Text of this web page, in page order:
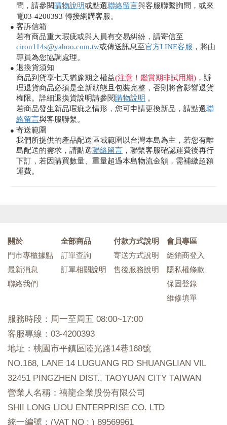
問，請參閱購物說明或點選聯絡留言與客服聯繫詢問，或來
電03-4200393 轉接網購客服。
● 客訴信箱
若有商品重大瑕疵或與人員有交易糾紛，請寄信至
ciron114s@yahoo.com.tw或傳送訊息至官方LINE客服 ，將由
專員為您協調處理。
● 退換貨須知
商品到貨享七天猶豫期之權益(注意！鑑賞期非試用期) ，辦
理退貨商品必須是全新狀態且包裝完整，否則將會影響退貨
權限。詳細退換貨說明請參閱購物說明 。
若商品發生新品瑕疵之情形，您可申請更換新品，請點選聯
絡留言與客服聯繫。
● 寄送範圍
我們所提供的產品配送區域範圍以台灣本島為主，若您有離
島配送的需求，請點選聯絡留言 ，聯繫客服確認運費後再行
下訂，若因購買數量、重量超過本島物流金額，需補繳超額
運費。
關於
門市專櫃據點
最新消息
聯絡我們
全部商品
訂單查詢
訂單相關說明
付款方式說明
寄送方式說明
售後服務說明
會員專區
經銷商登入
隱私權條款
保固登錄
維修填單
服務時段：周一至周五 08:00~17:00
客服專線：03-4200393
地址：桃園市平鎮區陸光路14巷168號
NO.168, LANE 14 LUGUANG RD SHUANGLIAN VIL
32451 PINGZHEN DIST., TAOYUAN CITY TAIWAN
營業人名稱：禧龍企業股份有限公司
SHII LONG LIOU ENTERPRISE CO. LTD
統一編號：(VAT NO : ) 89569961